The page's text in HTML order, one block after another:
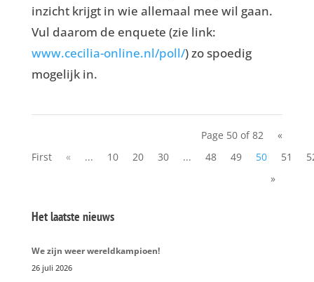
inzicht krijgt in wie allemaal mee wil gaan.
Vul daarom de enquete (zie link:
www.cecilia-online.nl/poll/) zo spoedig
mogelijk in.
Page 50 of 82
«
First
« ... 10 20 30 ... 48 49 50 51
»
Het laatste nieuws
We zijn weer wereldkampioen!
26 juli 2026